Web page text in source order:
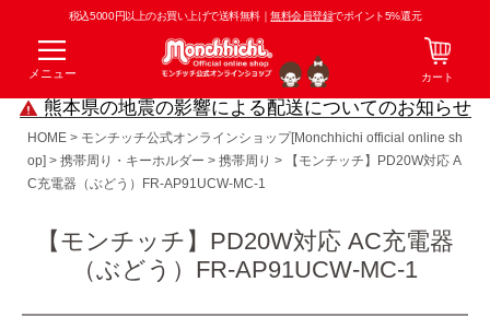
税込5000円以上のお買い上げで送料無料｜無料会員登録でポイント5%還元
メニュー カート
熊本県の地震の影響による配送についてのお知らせ
HOME
モンチッチ公式オンラインショップ[Monchhichi official online sh
op]
携帯周り・キーホルダー 携帯周り
【モンチッチ】PD20W対応 A
C充電器（ぶどう）FR-AP91UCW-MC-1
【モンチッチ】PD20W対応 AC充電器
（ぶどう）FR-AP91UCW-MC-1